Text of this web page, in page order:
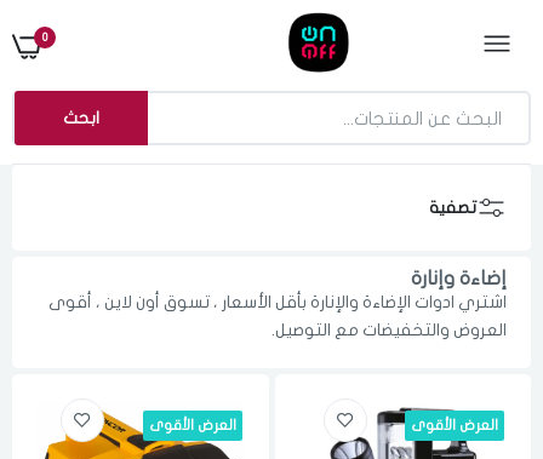
0
ابحث
تصفية
إضاءة وإنارة
اشتري ادوات الإضاءة والإنارة بأقل الأسعار ، تسوق أون لاين ، أقوى
العروض والتخفيضات مع التوصيل.
العرض الأقوى العرض الأقوى